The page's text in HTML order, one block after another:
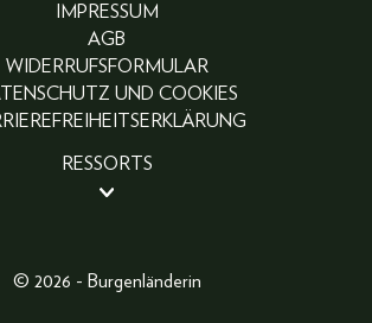
IMPRESSUM
AGB
WIDERRUFSFORMULAR
UND COOKIES
RESSORTS
FASHION
© 2026 - Burgenländerin